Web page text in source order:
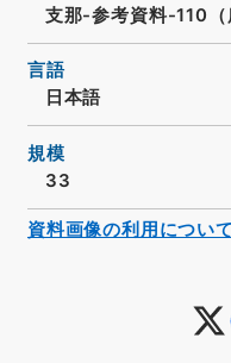
支那-参考資料-110（
言語
日本語
規模
33
資料画像の利用について